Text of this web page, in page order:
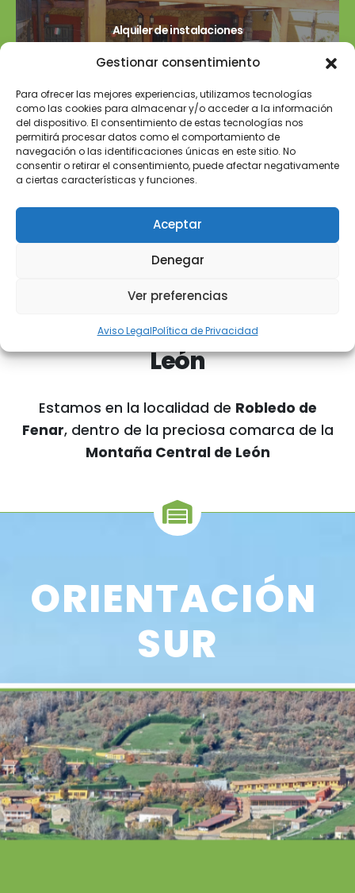
Gestionar consentimiento
Para ofrecer las mejores experiencias, utilizamos tecnologías
como las cookies para almacenar y/o acceder a la información
del dispositivo. El consentimiento de estas tecnologías nos
permitirá procesar datos como el comportamiento de
navegación o las identificaciones únicas en este sitio. No
consentir o retirar el consentimiento, puede afectar negativamente
a ciertas características y funciones.
Aceptar
Denegar
Ver preferencias
Aviso LegalPolítica de Privacidad
Alquiler de instalaciones
Nuestras instalaciones de
León
Estamos en la localidad de Robledo de
Fenar, dentro de la preciosa comarca de la
Montaña Central de León
ORIENTACIÓN
SUR